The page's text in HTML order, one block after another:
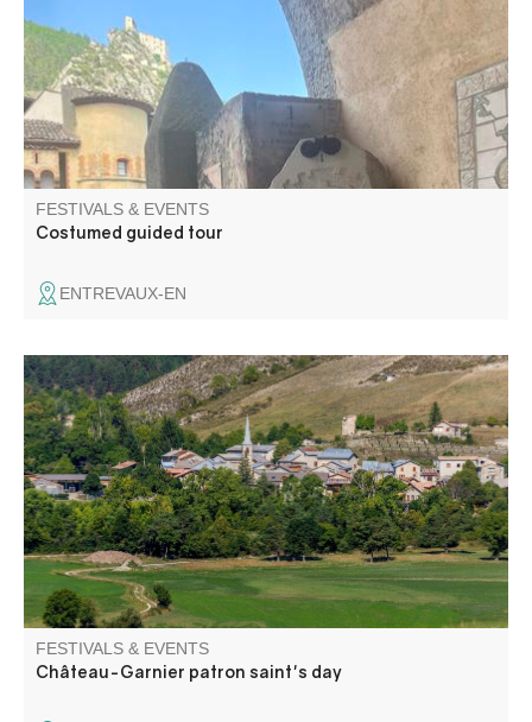
stronghold.
FESTIVALS & EVENTS
Costumed guided tour
ENTREVAUX-EN
Messe en l'église suivie d'un apéritif offert par la
municipalité. Concours de boules en doublette choie/ 3
boules et soirée fluo animée avec DJ Totor. Buvette et
snacking du comité des fêtes sur place.
FESTIVALS & EVENTS
Château-Garnier patron saint's day